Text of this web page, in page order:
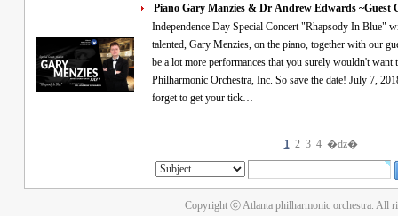
Piano Gary Manzies & Dr Andrew Edwards
Independence Day Special Concert "Rhapsody In Blue" will be performed live by special guest, the very
talented, Gary Menzies, on the piano, together with our guest
be a lot more performances that you surely wouldn't
Philharmonic Orchestra, Inc. So save the date! July 7,
forget to get your tick…
1 2 3 4 �ǳ�
Copyright ⓒ Atlanta philharmonic orchestra. All